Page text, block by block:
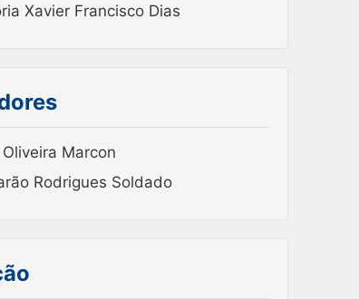
Xavier Francisco Dias
Marcon
Rodrigues Soldado